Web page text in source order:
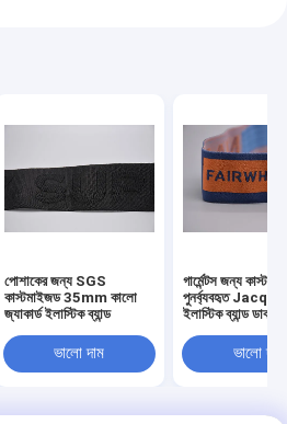
পোশাকের জন্য SGS
কাস্টমাইজড 35mm কালো
জ্যাকার্ড ইলাস্টিক ব্যান্ড
ভালো দাম
গার্মেন্টস জন্য
পুনর্ব্যবহৃত
ইলাস্টিক ব্যান্ড ডাবল
ভালো দাম